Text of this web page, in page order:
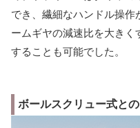
でき、繊細なハンドル操作
ームギヤの減速比を大きく
することも可能でした。
ボールスクリュー式と